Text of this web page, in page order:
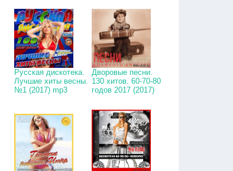
Русская дискотека.
Лучшие хиты весны.
№1 (2017) mp3
Дворовые песни.
130 хитов. 60-70-80
годов 2017 (2017)